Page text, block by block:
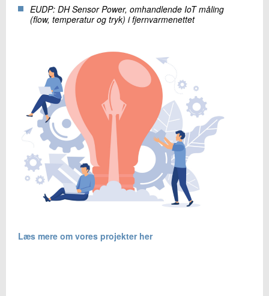
EUDP: DH Sensor Power, omhandlende IoT måling
(flow, temperatur og tryk) i fjernvarmenettet
Læs mere om vores projekter her